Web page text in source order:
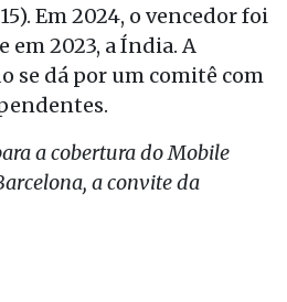
Em 2024, o vencedor foi
em 2023, a Índia. A
se dá por um comitê com
a cobertura do Mobile
a convite da